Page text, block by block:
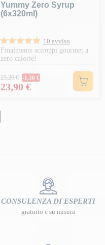
Yummy Zero Syrup
(6x320ml)
10 avviso
Finalmente sciroppi gourmet a
zero calorie!
Prezzo normale
25,20 € -1,30 €
Prezzo
23,90 €
CONSULENZA DI ESPERTI
gratuito e su misura